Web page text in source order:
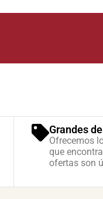
Grandes
Ofrecemos
que
ofertas son